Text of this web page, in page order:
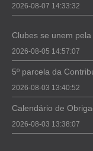
2026-08-07 14:33:32
Clubes se unem
2026-08-05 14:57:07
5º parcela da
2026-08-03 13:40:52
Calendário de
2026-08-03 13:38:07